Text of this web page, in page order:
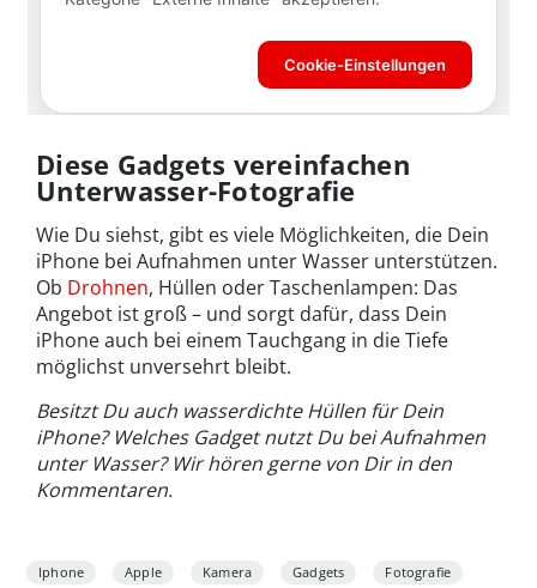
Diese Gadgets vereinfachen
Unterwasser-Fotografie
Wie Du siehst, gibt es viele Möglichkeiten, die Dein
iPhone bei Aufnahmen unter Wasser unterstützen.
Ob Drohnen, Hüllen oder Taschenlampen: Das
Angebot ist groß – und sorgt dafür, dass Dein
iPhone auch bei einem Tauchgang in die Tiefe
möglichst unversehrt bleibt.
Besitzt Du auch wasserdichte Hüllen für Dein
iPhone? Welches Gadget nutzt Du bei Aufnahmen
unter Wasser? Wir hören gerne von Dir in den
Kommentaren.
Iphone Apple Kamera Gadgets Fotografie